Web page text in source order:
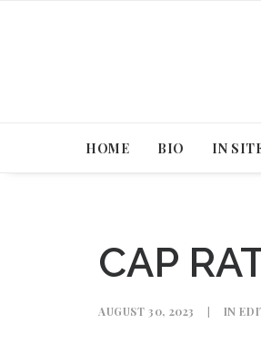
HOME BIO IN
CAP
AUGUST 30, 2023 | IN